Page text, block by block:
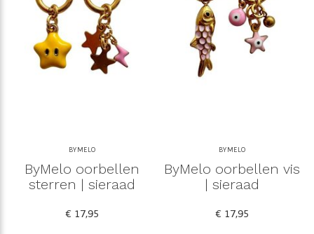
BYMELO
ByMelo oorbellen
sterren | sieraad
€ 17,95
BYMELO
ByMelo oorbellen vis
| sieraad
€ 17,95